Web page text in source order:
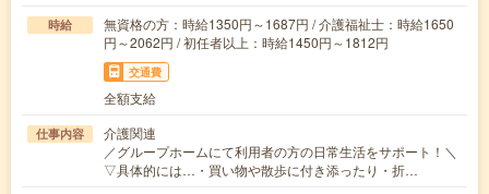
時給
無資格の方：時給1350円～1687円 / 介護福祉士：時給1650
円～2062円 / 初任者以上：時給1450円～1812円
交通費
全額支給
仕事内容
介護関連
／グループホームにて利用者の方の日常生活をサポート！＼
▽具体的には…・買い物や散歩に付き添ったり・折…